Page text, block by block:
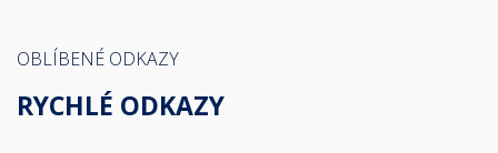
OBLÍBENÉ ODKAZY
RYCHLÉ ODKAZY